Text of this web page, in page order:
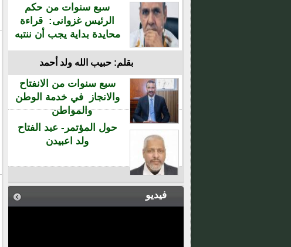
سبع سنوات من حكم
الرئيس غزوانى: قراءة
محايدة بداية يجب أن ننتبه
بقلم: حبيب الله ولد أحمد
سبع سنوات من الانفتاح
والانجاز في خدمة الوطن
والمواطن
حول المؤتمر- عبد الفتاح
ولد اعبيدن
فيديو